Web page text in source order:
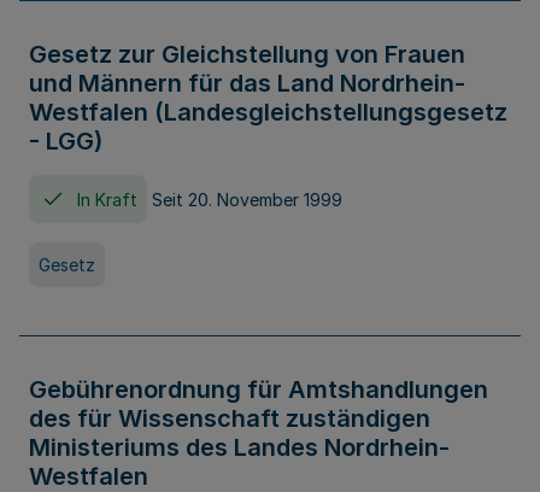
Gesetz zur Gleichstellung von Frauen
und Männern für das Land Nordrhein-
Westfalen (Landesgleichstellungsgesetz
- LGG)
In Kraft Seit 20. November 1999
Gesetz
Gebührenordnung für Amtshandlungen
des für Wissenschaft zuständigen
Ministeriums des Landes Nordrhein-
Westfalen